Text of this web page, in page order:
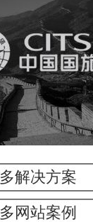
国国旅
电商网站 网站
解决方案
网站案例